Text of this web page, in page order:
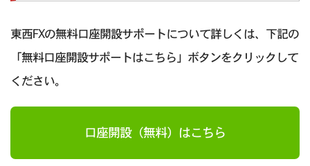
東西FXの無料口座開設サポートについて詳しくは、下記の
「無料口座開設サポートはこちら」ボタンをクリックして
ください。
口座開設（無料）はこちら